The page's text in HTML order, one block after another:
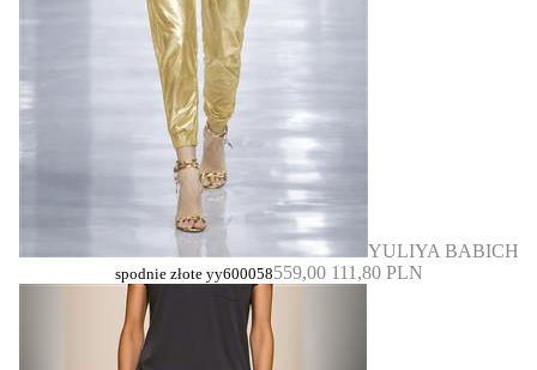
YULIYA BABICH
spodnie złote yy600058559,00 111,80 PLN